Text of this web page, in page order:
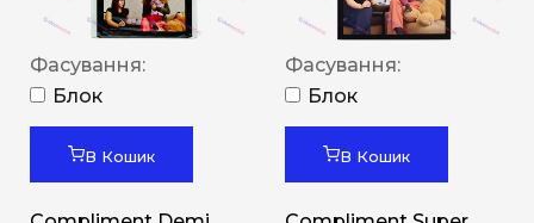
Фасування:
Блок
В Кошик
Фасування:
Блок
В Кошик